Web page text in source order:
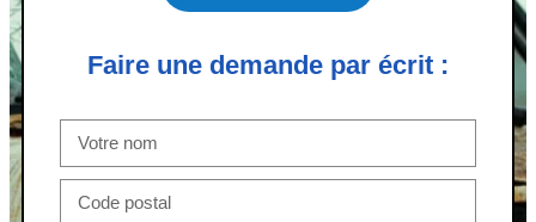
Faire une demande par écrit :